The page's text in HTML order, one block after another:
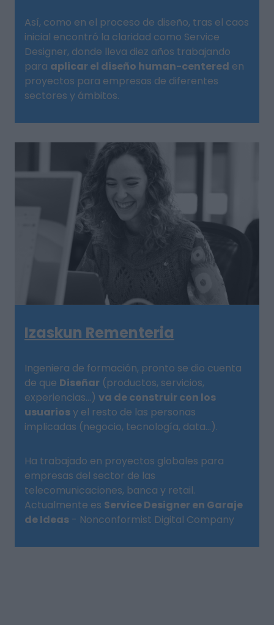
Así, como en el proceso de diseño, tras el caos
inicial encontró la claridad como Service
Designer, donde lleva diez años trabajando
para aplicar el diseño human-centered en
proyectos para empresas de diferentes
sectores y ámbitos.
Izaskun Rementeria
Ingeniera de formación, pronto se dio cuenta
de que Diseñar (productos, servicios,
experiencias…) va de construir con los
usuariosy el resto de las personas
implicadas (negocio, tecnología, data…).
Ha trabajado en proyectos globales para
empresas del sector de las
telecomunicaciones, banca y retail.
Actualmente es Service Designer en Garaje
de Ideas - Nonconformist Digital Company